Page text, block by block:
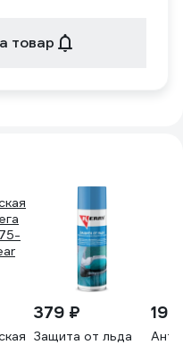
товар
379 ₽
Защита от льда